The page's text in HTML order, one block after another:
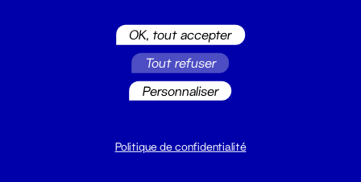
billetterie@leGrandT.fr
Du lundi au vendredi 14h → 18h
OK, tout accepter
Tout refuser
Personnaliser
Politique de confidentialité